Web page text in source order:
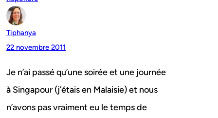
Tiphanya
22 novembre 2011
Je n’ai passé qu’une soirée et une journée
à Singapour (j’étais en Malaisie) et nous
n’avons pas vraiment eu le temps de